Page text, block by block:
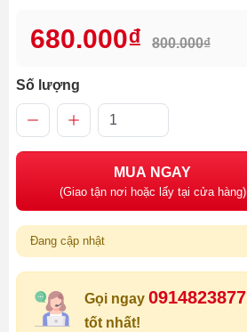
680.000₫ 800.000₫
Số lượng
MUA NGAY
(Giao tận nơi hoặc lấy tại cửa hàng)
Đang cập nhật
Gọi ngay 0914823877
tốt nhất!